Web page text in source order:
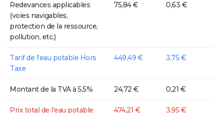
Redevances applicables
(voies navigables,
protection de la ressource,
pollution, etc.)
75,84 € 0,63 €
Tarif de l'eau potable Hors
Taxe
449,49 € 3,75 €
Montant de la TVA à 5,5% 24,72 € 0,21 €
Prix total de l'eau potable 474,21 € 3,95 €